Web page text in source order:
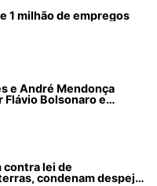
1 milhão de empregos
e André Mendonça
Flávio Bolsonaro e
contra lei de
condenam despejos